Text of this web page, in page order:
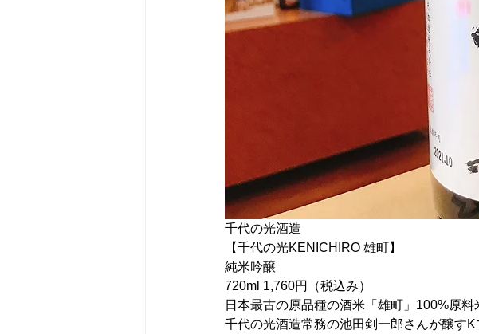
千代の光酒造
【千代の光KENICHIRO 雄町】
純米吟醸
720ml 1,760円（税込み）
日本最古の原品種の酒米「雄町」100%原料
千代の光酒造常務の池田剣一郎さんが醸すK